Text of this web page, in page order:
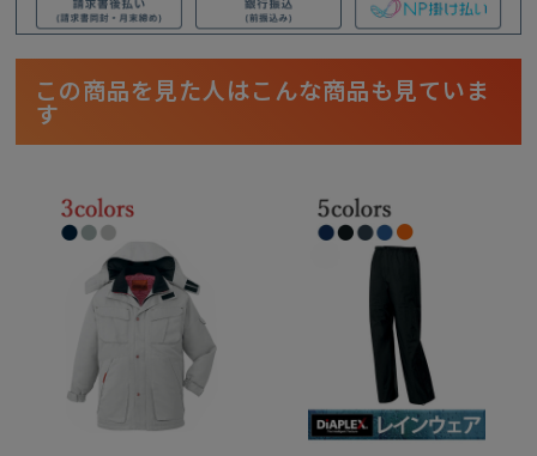
この商品を見た人はこんな商品も見ていま
す